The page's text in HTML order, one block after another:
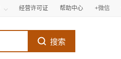
经营许可证 帮助中心 +微信
搜索